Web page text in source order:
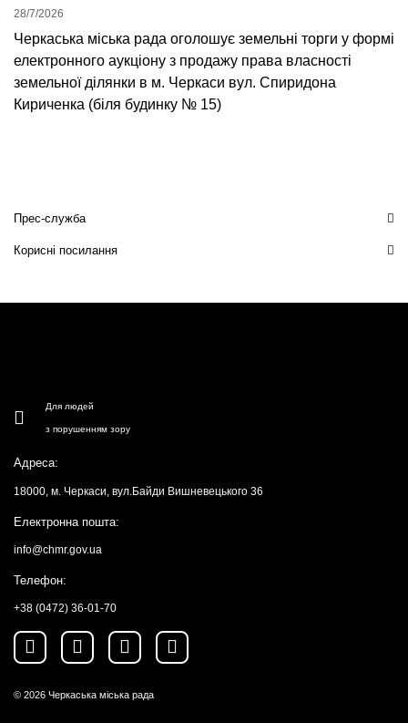
Черкаська міська рада оголошує земельні торги у формі
електронного аукціону з продажу права власності
земельної ділянки в м. Черкаси вул. Спиридона
Кириченка (біля будинку № 15)
28/7/2026
Прес-служба
Корисні посилання
Для людей
з порушенням зору
Адреса:
18000, м. Черкаси, вул.Байди Вишневецького 36
Електронна пошта:
info@chmr.gov.ua
Телефон:
+38 (0472) 36-01-70
© 2026 Черкаська міська рада